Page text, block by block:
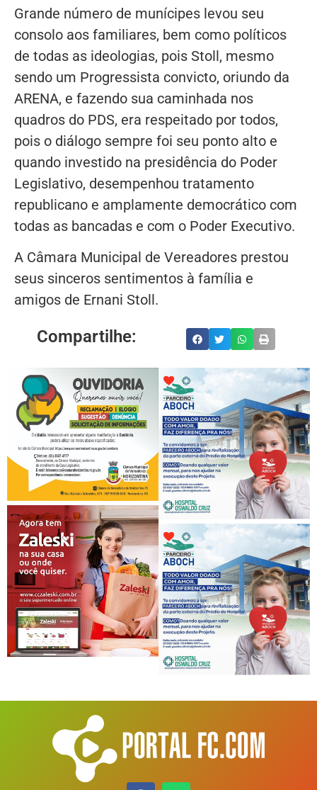
Grande número de munícipes levou seu
consolo aos familiares, bem como políticos
de todas as ideologias, pois Stoll, mesmo
sendo um Progressista convicto, oriundo da
ARENA, e fazendo sua caminhada nos
quadros do PDS, era respeitado por todos,
pois o diálogo sempre foi seu ponto alto e
quando investido na presidência do Poder
Legislativo, desempenhou tratamento
republicano e amplamente democrático com
todas as bancadas e com o Poder Executivo.
A Câmara Municipal de Vereadores prestou
seus sinceros sentimentos à família e
amigos de Ernani Stoll.
Compartilhe: